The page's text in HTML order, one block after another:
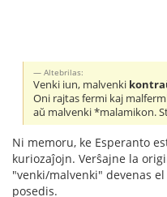
Altebrilas:
Venki iun, malvenki
Oni rajtas fermi kaj
aŭ malvenki *malamikon.
Ni memoru, ke Esperanto
kuriozaĵojn. Verŝajne la
"venki/malvenki" devenas
posedis.